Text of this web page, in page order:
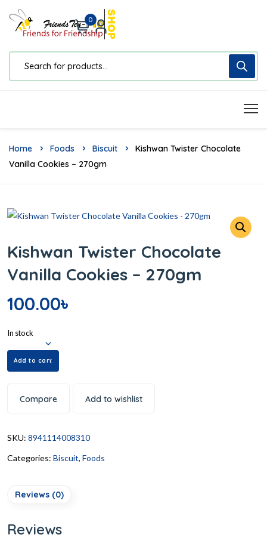
0
Home Foods Biscuit
Kishwan Twister Chocolate
Vanilla Cookies – 270gm
Kishwan Twister Chocolate
Vanilla Cookies – 270gm
100.00৳
In stock
Add to cart
Compare Add to wishlist
SKU: 8941114008310
Categories: Biscuit, Foods
Reviews (0)
Reviews